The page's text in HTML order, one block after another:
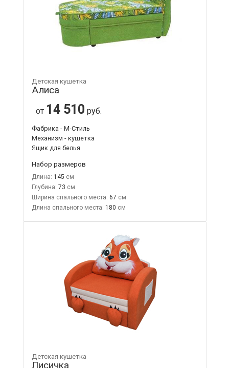
Детская кушетка
Алиса
от 14 510 руб.
Фабрика - М-Стиль
Механизм - кушетка
Ящик для белья
Набор размеров
Длина: 145
Глубина: 73
Ширина спального места: 67
Длина спального места: 180
Детская кушетка
Лисичка